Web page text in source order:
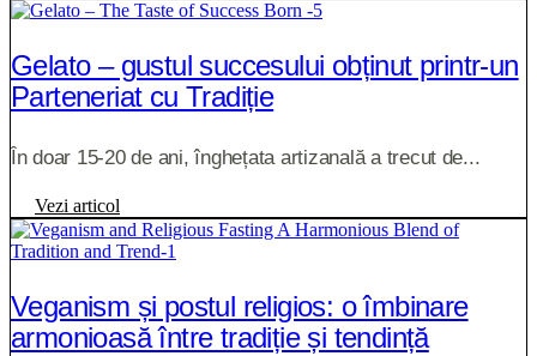
Gelato – gustul succesului obținut printr-un
Parteneriat cu Tradiție
În doar 15-20 de ani, înghețata artizanală a trecut de...
Vezi articol
Veganism și postul religios: o îmbinare
armonioasă între tradiție și tendință